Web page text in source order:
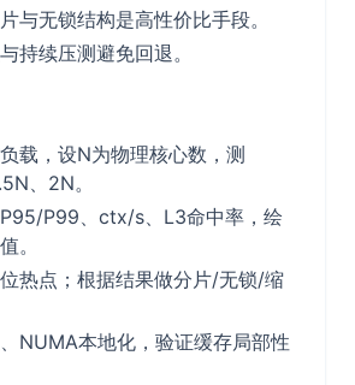
与无锁结构是高性价比手段。
持续压测避免回退。
载，设N为物理核心数，测
、2N。
P99、ctx/s、L3命中率，绘
。
热点；根据结果做分片/无锁/缩
NUMA本地化，验证缓存局部性